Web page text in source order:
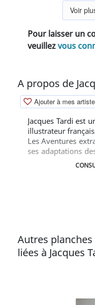
Voir
Pour laisser un
veuillezvous
A propos de
Ajouter à mes
Jacques Tardi est
illustrateur
Les Aventures
ses adaptations
sa représentation
Autres
liées à Jacques